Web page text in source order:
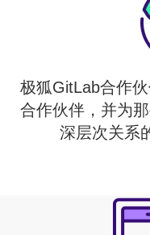
极狐GitLab合作
合作伙伴，并为
深层次关系